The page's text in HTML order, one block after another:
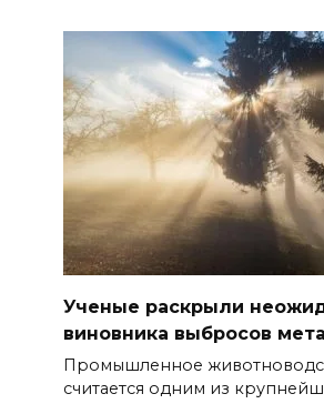
Ученые раскрыли
виновника выбросов
Промышленное
считается одним из